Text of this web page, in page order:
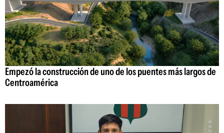
Empezó la construcción de uno de los puentes más largos de
Centroamérica